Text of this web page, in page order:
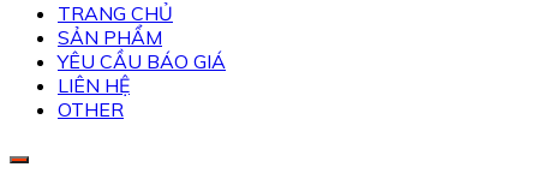
TRANG CHỦ
SẢN PHẨM
YÊU CẦU BÁO GIÁ
LIÊN HỆ
OTHER